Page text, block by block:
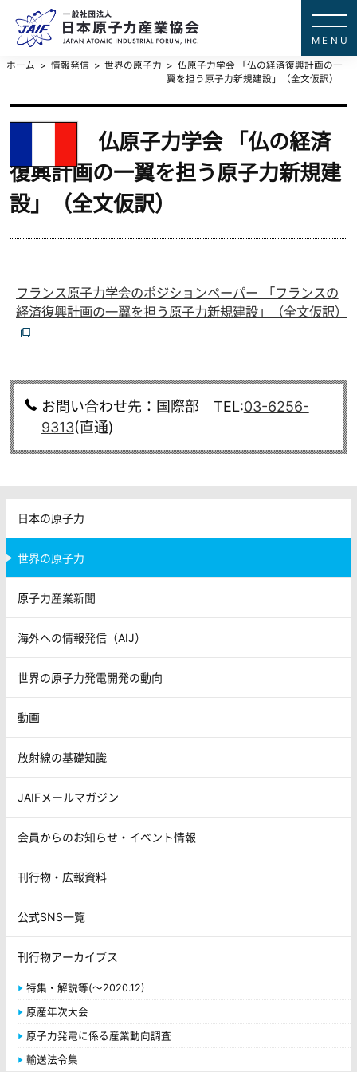
ホーム 情報発信 世界の原子力
仏原子力学会 「仏の経済復興計画の一
翼を担う原子力新規建設」（全文仮訳）
仏原子力学会 「仏の経済
復興計画の一翼を担う原子力新規建
設」（全文仮訳）
フランス原子力学会のポジションペーパー 「フランスの
経済復興計画の一翼を担う原子力新規建設」（全文仮訳）
お問い合わせ先：国際部 TEL:03-6256-
9313(直通)
日本の原子力
世界の原子力
原子力産業新聞
海外への情報発信（AIJ）
世界の原子力発電開発の動向
動画
放射線の基礎知識
JAIFメールマガジン
会員からのお知らせ・イベント情報
刊行物・広報資料
公式SNS一覧
刊行物アーカイブス
特集・解説等(～2020.12)
原産年次大会
原子力発電に係る産業動向調査
輸送法令集